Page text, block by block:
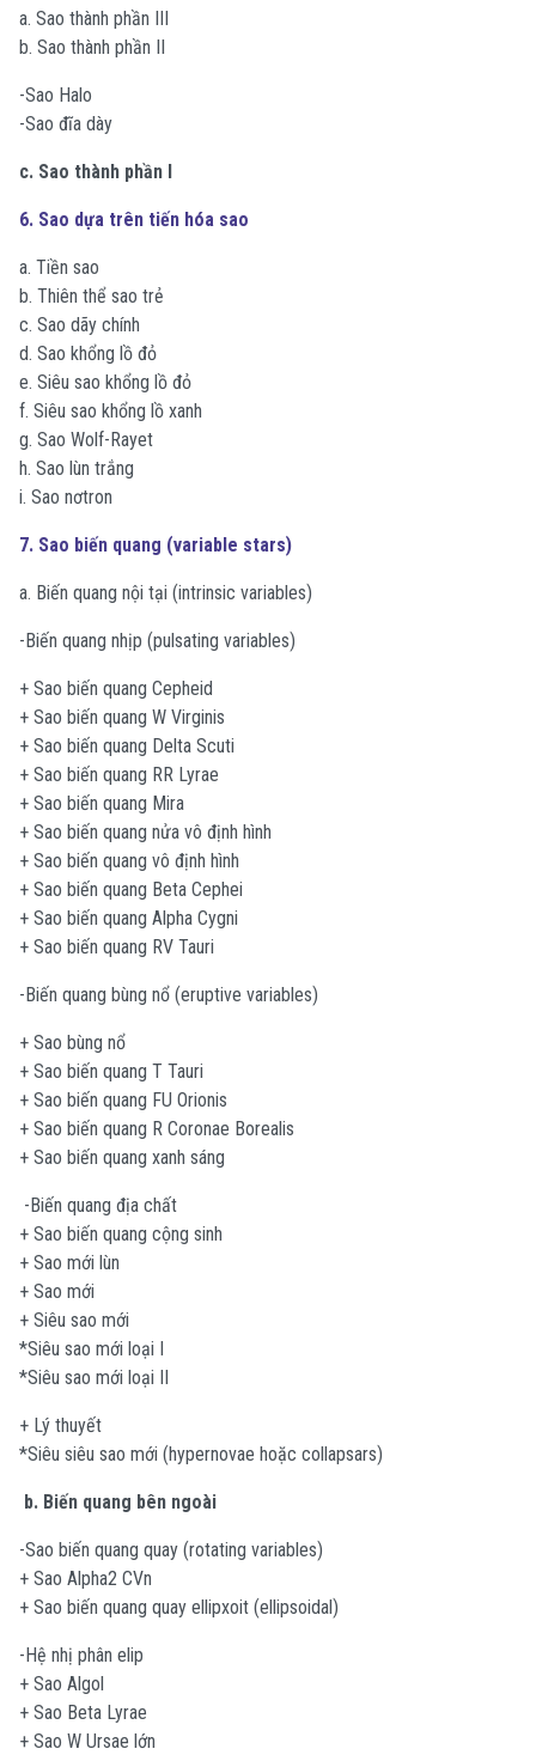
a. Sao thành phần III
b. Sao thành phần II
-Sao Halo
-Sao đĩa dày
c. Sao thành phần I
6. Sao dựa trên tiến hóa sao
a. Tiền sao
b. Thiên thể sao trẻ
c. Sao dãy chính
d. Sao khổng lồ đỏ
e. Siêu sao khổng lồ đỏ
f. Siêu sao khổng lồ xanh
g. Sao Wolf-Rayet
h. Sao lùn trắng
i. Sao nơtron
7. Sao biến quang (variable stars)
a. Biến quang nội tại (intrinsic variables)
-Biến quang nhịp (pulsating variables)
+ Sao biến quang Cepheid
+ Sao biến quang W Virginis
+ Sao biến quang Delta Scuti
+ Sao biến quang RR Lyrae
+ Sao biến quang Mira
+ Sao biến quang nửa vô định hình
+ Sao biến quang vô định hình
+ Sao biến quang Beta Cephei
+ Sao biến quang Alpha Cygni
+ Sao biến quang RV Tauri
-Biến quang bùng nổ (eruptive variables)
+ Sao bùng nổ
+ Sao biến quang T Tauri
+ Sao biến quang FU Orionis
+ Sao biến quang R Coronae Borealis
+ Sao biến quang xanh sáng
-Biến quang địa chất
+ Sao biến quang cộng sinh
+ Sao mới lùn
+ Sao mới
+ Siêu sao mới
*Siêu sao mới loại I
*Siêu sao mới loại II
+ L‎‎‎‎‎ý thuyết
*Siêu siêu sao mới (hypernovae hoặc collapsars)
b. Biến quang bên ngoài
-Sao biến quang quay (rotating variables)
+ Sao Alpha2 CVn
+ Sao biến quang quay ellipxoit (ellipsoidal)
-Hệ nhị phân elip
+ Sao Algol
+ Sao Beta Lyrae
+ Sao W Ursae lớn